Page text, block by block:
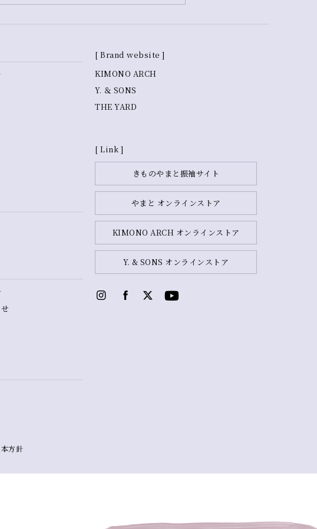
方針
[ Brand website ]
KIMONO ARCH
Y. ＆ SONS
THE YARD
[ Link ]
きものやまと振袖サイト
やまと オンラインストア
KIMONO ARCH オンラインストア
Y. & SONS オンラインストア